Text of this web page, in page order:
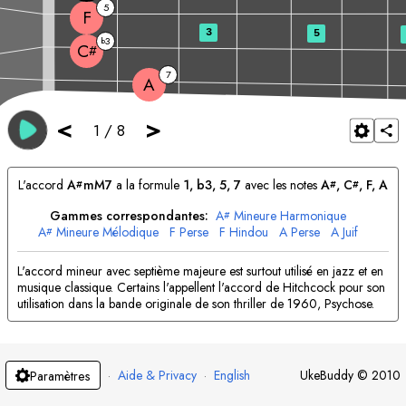
< 1 / 8 >
A 7
C#
b3
F 5
3 5
L'accordA#mM7a la formule 1, b3, 5, 7avec les notes A#, C#, F, A
Gammes correspondantes: A# Mineure Harmonique
A# Mineure Mélodique F Perse F Hindou A Perse A Juif
L'accord mineur avec septième majeure est surtout utilisé en jazz et en
musique classique. Certains l'appellent l'accord de Hitchcock pour son
utilisation dans la bande originale de son thriller de 1960, Psychose.
Paramètres · Aide & Privacy · English UkeBuddy © 2010